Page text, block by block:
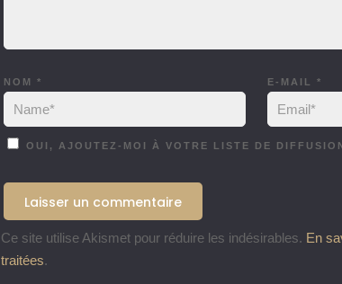
NOM * E-MAIL *
OUI, AJOUTEZ-MOI À VOTRE LISTE DE
Ce site utilise Akismet pour réduire les indésirables. En
traitées.